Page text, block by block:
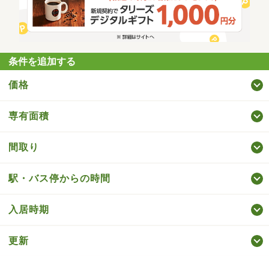
条件を追加する
価格
専有面積
間取り
駅・バス停からの時間
入居時期
更新